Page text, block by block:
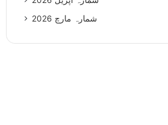
شمارہ مارچ 2026